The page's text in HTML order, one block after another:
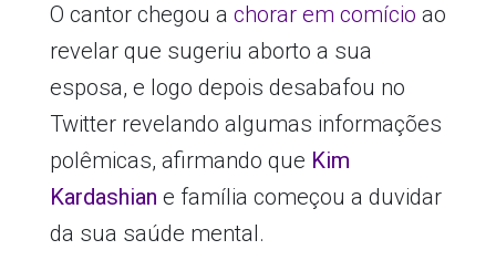
O cantor chegou a chorar em comício ao
revelar que sugeriu aborto a sua
esposa, e logo depois desabafou no
Twitter revelando algumas informações
polêmicas, afirmando que Kim
Kardashian e família começou a duvidar
da sua saúde mental.